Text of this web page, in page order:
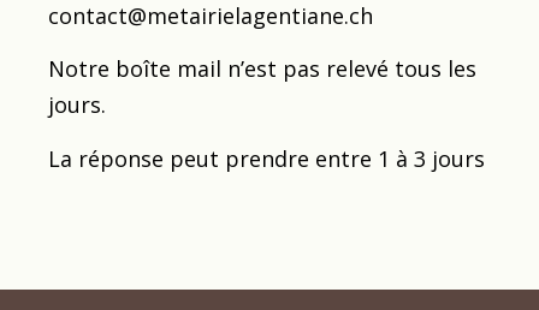
contact@metairielagentiane.ch
Notre boîte mail n’est pas relevé tous les
jours.
La réponse peut prendre entre 1 à 3 jours